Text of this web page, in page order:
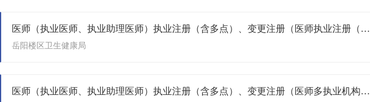
医师（执业医师、执业助理医师）执业注册（含多点）、变更注册（医师执业注册（首次））
岳阳楼区卫生健康局
医师（执业医师、执业助理医师）执业注册（含多点）、变更注册（医师多执业机构备案）